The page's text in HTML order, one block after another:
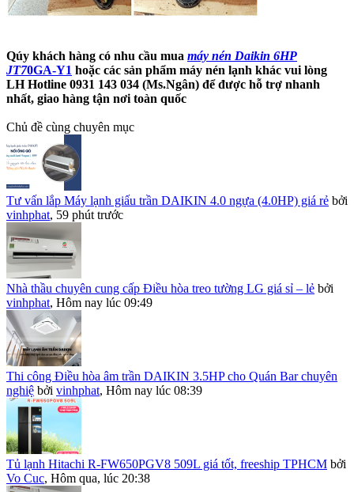
Qúy khách hàng có nhu cầu mua máy nén Daikin 6HP
JT70GA-Y1 hoặc các sản phẩm máy nén lạnh khác vui lòng
LH Hotline 0931 143 034 (Ms.Ngân) để được hỗ trợ nhanh
nhất, giao hàng tận nơi toàn quốc
Chủ đề cùng chuyên mục
Tư vấn lắp Máy lạnh giấu trần DAIKIN 4.0 ngựa (4.0HP) giá rẻ bởi
vinhphat, 59 phút trước
Nhà thầu chuyên cung cấp Điều hòa treo tường LG giá sỉ – lẻ bởi
vinhphat, Hôm nay lúc 09:49
Thi công Điều hòa âm trần DAIKIN 3.5HP cho Quán Bar chuyên
nghiệ bởi vinhphat, Hôm nay lúc 08:39
Tủ lạnh Hitachi R-FW650PGV8 509L giá tốt, freeship TPHCM bởi
Vo Cuc, Hôm qua, lúc 20:38